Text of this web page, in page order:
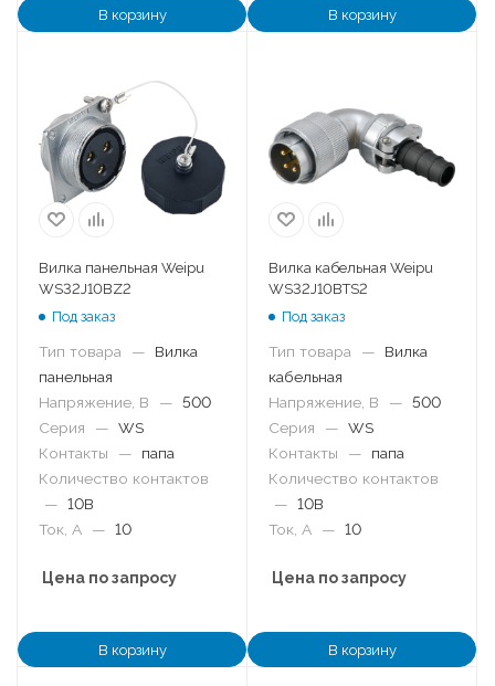
В корзину В корзину
Вилка панельная Weipu
WS32J10BZ2
Под заказ
Тип товара —
Вилка
панельная
Напряжение, В
— 500
Серия
— WS
Контакты
—
папа
Количество контактов
— 10B
Ток, А
— 10
Цена по запросу
В корзину
Вилка кабельная Weipu
WS32J10BTS2
Под заказ
Тип товара —
Вилка
кабельная
Напряжение, В
— 500
Серия
— WS
Контакты
—
папа
Количество контактов
— 10B
Ток, А
— 10
Цена по запросу
В корзину